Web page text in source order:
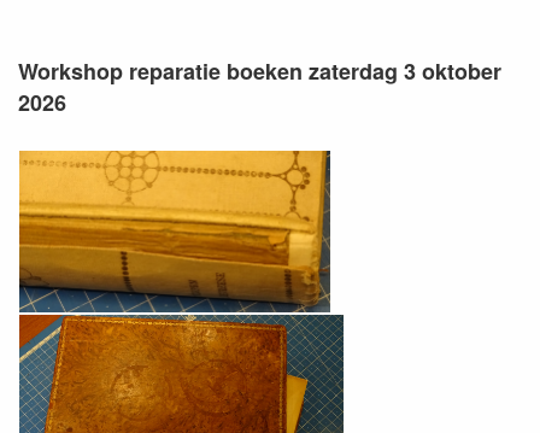
Workshop reparatie boeken zaterdag 3 oktober
2026